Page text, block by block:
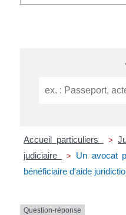
Accueil particuliers >
judiciaire
>
Un avocat
bénéficiaire d'aide
Question-réponse